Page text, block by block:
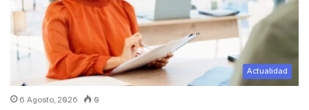
Actualidad
6 Agosto, 2026 0